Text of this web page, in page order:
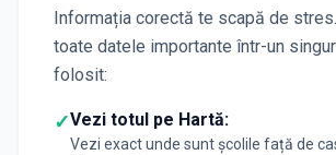
Informația corectă te scapă de
toate datele importante într-un
folosit:
✓Vezi totul pe Hartă:
Vezi exact unde sunt școlile față de